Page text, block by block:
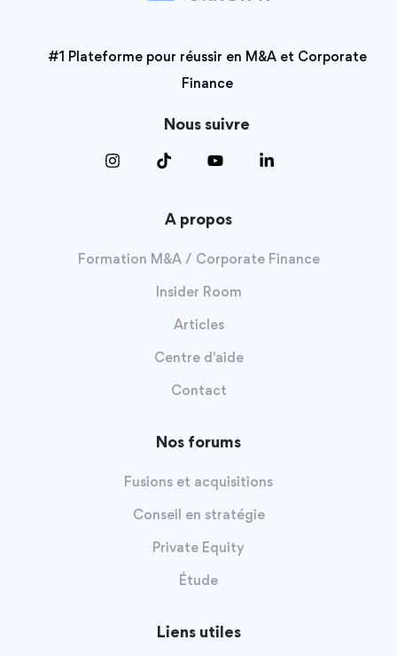
#1 Plateforme pour réussir en M&A et Corporate
Finance
Nous suivre
A propos
Formation M&A / Corporate Finance
Insider Room
Articles
Centre d'aide
Contact
Nos forums
Fusions et acquisitions
Conseil en stratégie
Private Equity
Étude
Liens utiles